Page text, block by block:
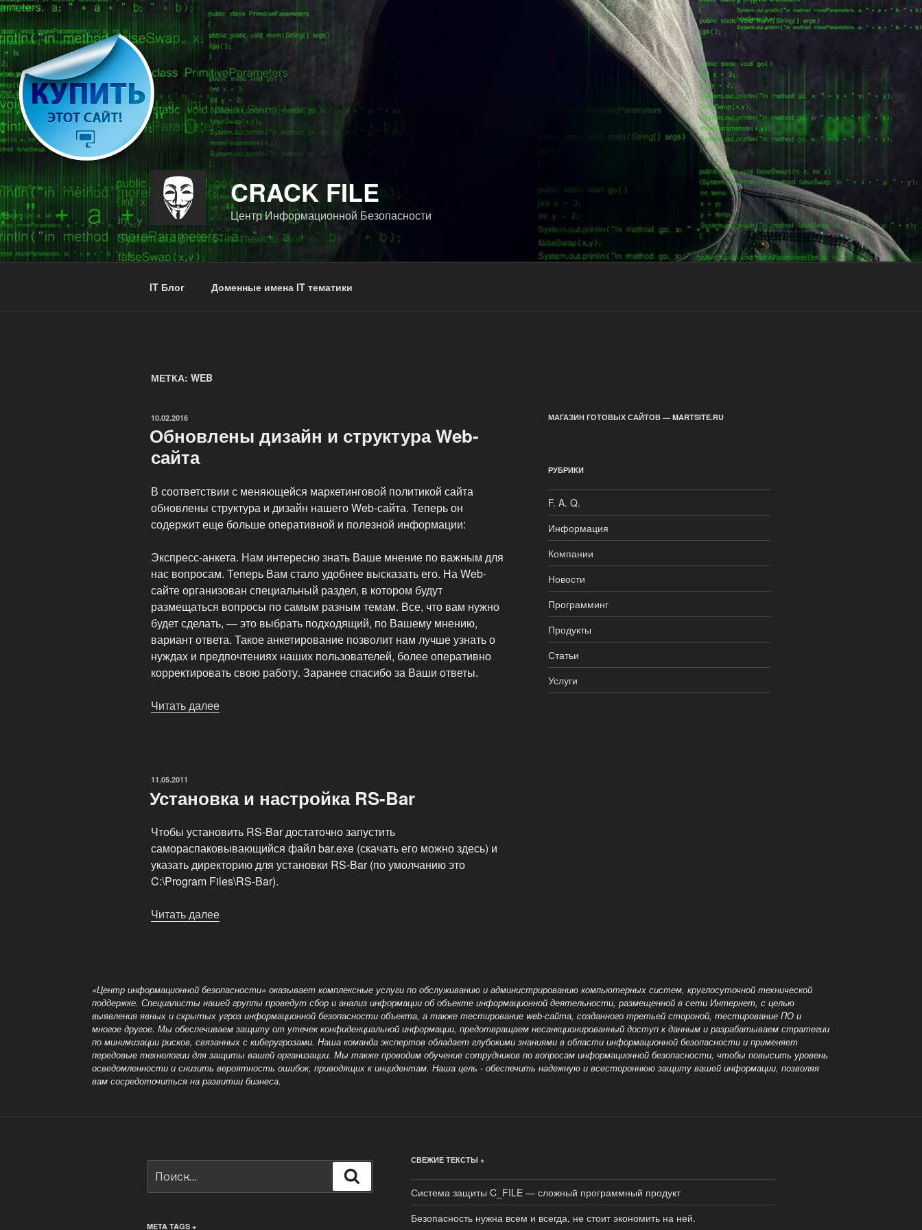
Перейти
к
содержимому
CRACK FILE
Центр Информационной Безопасности
IT Блог Доменные имена IT тематики
МЕТКА: WEB
ОПУБЛИКОВАНО
10.02.2016
Обновлены дизайн и структура Web-
сайта
В соответствии с меняющейся маркетинговой политикой сайта
обновлены структура и дизайн нашего Web-сайта. Теперь он
содержит еще больше оперативной и полезной информации:
Экспресс-анкета. Нам интересно знать Ваше мнение по важным для
нас вопросам. Теперь Вам стало удобнее высказать его. На Web-
сайте организован специальный раздел, в котором будут
размещаться вопросы по самым разным темам. Все, что вам нужно
будет сделать, — это выбрать подходящий, по Вашему мнению,
вариант ответа. Такое анкетирование позволит нам лучше узнать о
нуждах и предпочтениях наших пользователей, более оперативно
корректировать свою работу. Заранее спасибо за Ваши ответы.
Читать далее
ОПУБЛИКОВАНО
11.05.2011
Установка и настройка RS-Bar
Чтобы установить RS-Bar достаточно запустить
самораспаковывающийся файл bar.exe (скачать его можно здесь) и
указать директорию для установки RS-Bar (по умолчанию это
C:\Program Files\RS-Bar).
Читать далее
МАГАЗИН ГОТОВЫХ САЙТОВ — MARTSITE.RU
РУБРИКИ
F. A. Q.
Информация
Компании
Новости
Программинг
Продукты
Статьи
Услуги
«Центр информационной безопасности» оказывает комплексные услуги по обслуживанию и администрированию компьютерных систем, круглосуточной технической
поддержке. Специалисты нашей группы проведут сбор и анализ информации об объекте информационной деятельности, размещеннойв сети Интернет, с целью
выявления явных и скрытых угроз информационной безопасности объекта, а также тестирование web-сайта, созданного третьей стороной, тестирование ПО и
многое другое. Мы обеспечиваем защиту от утечек конфиденциальной информации, предотвращаем несанкционированный доступ к данным и разрабатываем стратегии
по минимизации рисков, связанных с киберугрозами. Наша команда экспертов обладает глубокими знаниями в области информационной безопасности и применяет
передовые технологии для защиты вашей организации. Мы также проводим обучение сотрудников по вопросаминформационной безопасности, чтобы повысить уровень
осведомленности и снизить вероятность ошибок, приводящих к инцидентам. Наша цель - обеспечить надежную и всестороннюю защиту вашей информации, позволяя
вам сосредоточиться на развитии бизнеса.
META TAGS +
СВЕЖИЕ ТЕКСТЫ +
Система защиты C_FILE — сложный программный продукт
Безопасность нужна всем и всегда, не стоит экономить на ней.